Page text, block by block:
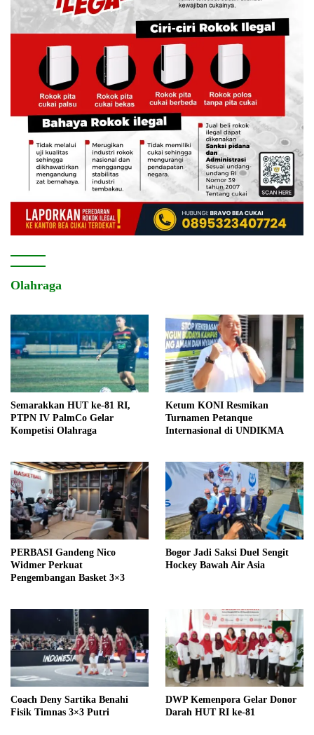
Olahraga
Semarakkan HUT ke-81 RI,
PTPN IV PalmCo Gelar
Kompetisi Olahraga
Ketum KONI Resmikan
Turnamen Petanque
Internasional di UNDIKMA
PERBASI Gandeng Nico
Widmer Perkuat
Pengembangan Basket 3×3
Bogor Jadi Saksi Duel Sengit
Hockey Bawah Air Asia
Coach Deny Sartika Benahi
Fisik Timnas 3×3 Putri
DWP Kemenpora Gelar Donor
Darah HUT RI ke-81